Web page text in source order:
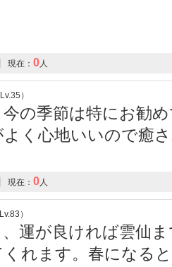
現在： 0 人
）
の季節は特にお勧
く心地いいので癒
現在： 0 人
）
運が良ければ雲仙
くれます。春になる